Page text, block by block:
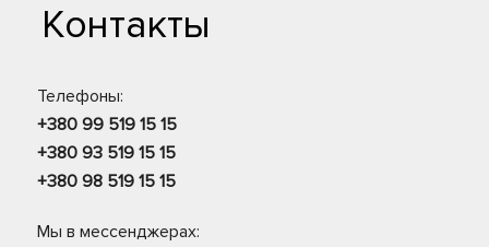
Контакты
Телефоны:
+380 99 519 15 15
+380 93 519 15 15
+380 98 519 15 15
Мы в мессенджерах: